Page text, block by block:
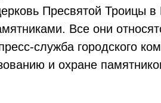
Пресвятой Троицы в
Все они
служба городского
и охране